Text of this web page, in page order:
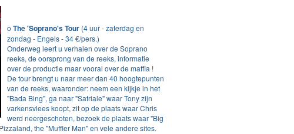
o The 'Soprano's Tour (4 uur - zaterdag en
zondag - Engels - 34 €/pers.)
Onderweg leert u verhalen over de Soprano
reeks, de oorsprong van de reeks, informatie
over de productie maar vooral over de maffia !
De tour brengt u naar meer dan 40 hoogtepunten
van de reeks, waaronder: neem een kijkje in het
"Bada Bing", ga naar "Satriale" waar Tony zijn
varkensvlees koopt, zit op de plaats waar Chris
werd neergeschoten, bezoek de plaats waar "Big
the "Muffler Man" en vele andere sites.